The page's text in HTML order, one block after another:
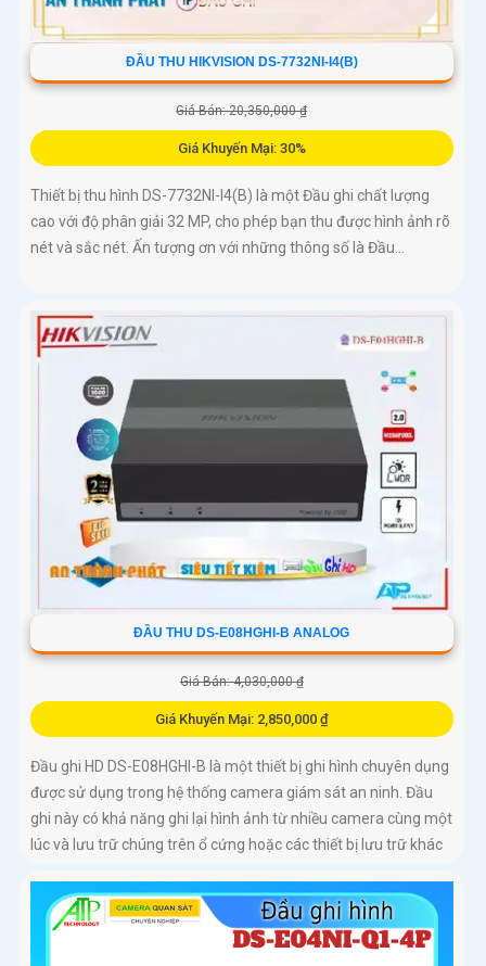
ĐẦU THU HIKVISION DS-7732NI-I4(B)
Giá Bán: 20,350,000 ₫
Giá Khuyến Mại: 30%
Thiết bị thu hình DS-7732NI-I4(B) là một Đầu ghi chất lượng
cao với độ phân giải 32 MP, cho phép bạn thu được hình ảnh rõ
nét và sắc nét. Ấn tượng ơn với những thông số là Đầu...
ĐẦU THU DS-E08HGHI-B ANALOG
Giá Bán: 4,030,000 ₫
Giá Khuyến Mại: 2,850,000 ₫
Đầu ghi HD DS-E08HGHI-B là một thiết bị ghi hình chuyên dụng
được sử dụng trong hệ thống camera giám sát an ninh. Đầu
ghi này có khả năng ghi lại hình ảnh từ nhiều camera cùng một
lúc và lưu trữ chúng trên ổ cứng hoặc các thiết bị lưu trữ khác